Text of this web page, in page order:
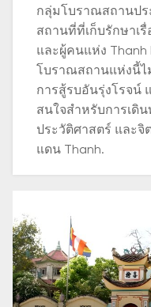
กลุ่มโบราณสถานปร
สถานที่ที่เก็บรักษาเ
และผู้คนแห่ง Thanh
โบราณสถานแห่งนี้ไ
การสู้รบอันรุ่งโรจน์
สนใจสำหรับการเดิ
ประวัติศาสตร์ และ
แดน Thanh.